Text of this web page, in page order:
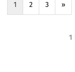
1 2 3 »
1